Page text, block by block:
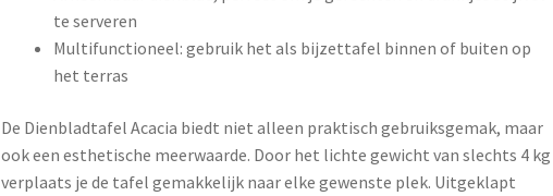
te serveren
Multifunctioneel: gebruik het als bijzettafel binnen of buiten op
het terras
De Dienbladtafel Acacia biedt niet alleen praktisch gebruiksgemak, maar
ook een esthetische meerwaarde. Door het lichte gewicht van slechts 4 kg
verplaats je de tafel gemakkelijk naar elke gewenste plek. Uitgeklapt